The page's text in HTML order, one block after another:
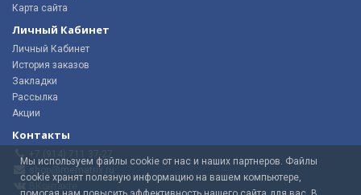
Карта сайта
Личный Кабинет
Личный Кабинет
История заказов
Закладки
Рассылка
Акции
Контакты
+7 (914) 711 37-27
shop@mematrix.ru
ВКонтакте
Мы используем файлы cookie от нас и наших партнеров. Файлы
cookie хранят полезную информацию на вашем компьютере,